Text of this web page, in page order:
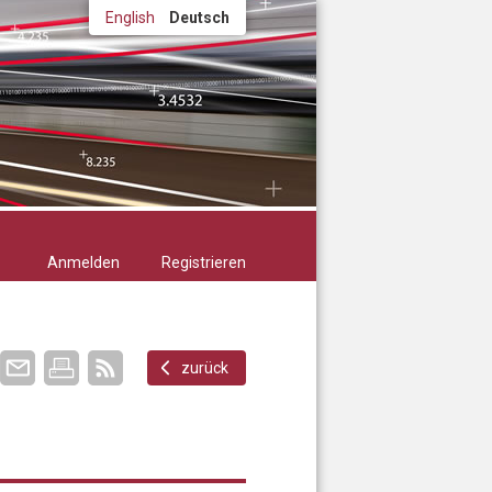
English Deutsch
Anmelden
Registrieren
zurück